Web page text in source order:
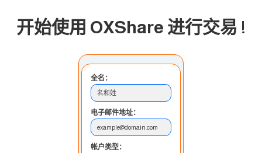
开始使用 OXShare 进行交易 !
全名：
名和姓
电子邮件地址：
example@domain.com
帐户类型：